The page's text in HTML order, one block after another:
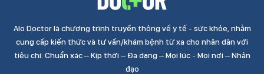
Alo Doctor là chương trình truyền thông về y tế - sức khỏe, nhằm
cung cấp kiến thức và tư vấn/khám bệnh từ xa cho nhân dân với
tiêu chí: Chuẩn xác – Kịp thời – Đa dạng – Mọi lúc - Mọi nơi – Nhân
đạo